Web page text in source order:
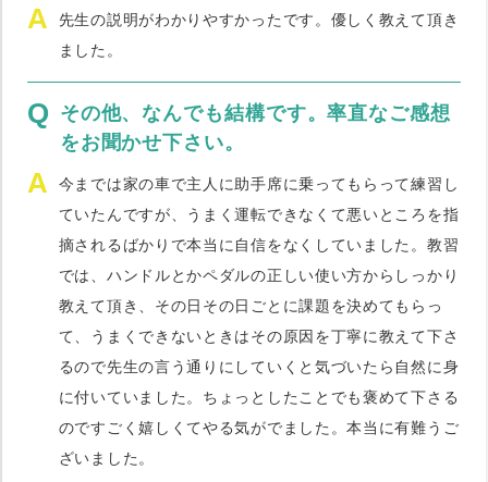
ペーパードライバー講習について
A
先生の説明がわかりやすかったです。優しく教えて頂き
ました。
Q その他、なんでも結構です。率直なご感想
をお聞かせ下さい。
A
今までは家の車で主人に助手席に乗ってもらって練習し
ていたんですが、うまく運転できなくて悪いところを指
摘されるばかりで本当に自信をなくしていました。教習
では、ハンドルとかペダルの正しい使い方からしっかり
教えて頂き、その日その日ごとに課題を決めてもらっ
て、うまくできないときはその原因を丁寧に教えて下さ
るので先生の言う通りにしていくと気づいたら自然に身
に付いていました。ちょっとしたことでも褒めて下さる
のですごく嬉しくてやる気がでました。本当に有難うご
ざいました。